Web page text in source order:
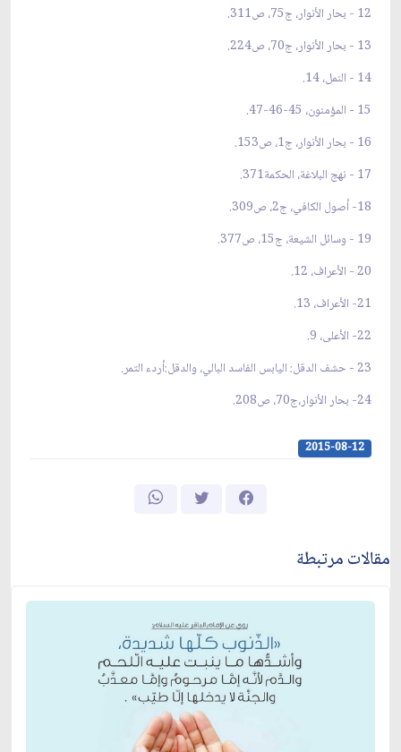
12 - بحار الأنوار، ج75، ص311.
13 - بحار الأنوار، ج70، ص224.
14 - النمل، 14.
15 - المؤمنون، 45-46-47.
16 - بحار الأنوار، ج1، ص153.
17 - نهج البلاغة، الحكمة371.
18- أصول الكافي، ج2، ص309.
19 - وسائل الشيعة، ج15، ص377.
20 - الأعراف، 12.
21- الأعراف، 13.
22- الأعلى، 9.
23 - حشف الدقل: اليابس الفاسد البالي، والدقل:أردء التمر.
24- بحار الأنوار،ج70، ص208.
2015-08-12
مقالات مرتبطة